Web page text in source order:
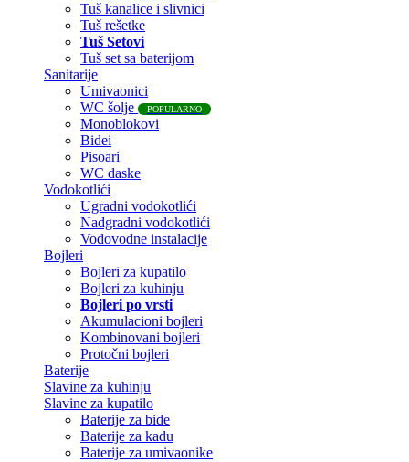
Tuš kanalice i slivnici
Tuš rešetke
Tuš Setovi
Tuš set sa baterijom
Sanitarije
Umivaonici
WC šolje
POPULARNO
Monoblokovi
Bidei
Pisoari
WC daske
Vodokotlići
Ugradni vodokotlići
Nadgradni vodokotlići
Vodovodne instalacije
Bojleri
Bojleri za kupatilo
Bojleri za kuhinju
Bojleri po vrsti
Akumulacioni bojleri
Kombinovani bojleri
Protočni bojleri
Baterije
Slavine za kuhinju
Slavine za kupatilo
Baterije za bide
Baterije za kadu
Baterije za umivaonike